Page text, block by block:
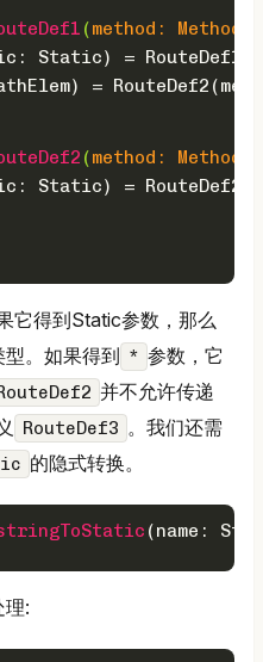
(method: Method
Static) = RouteDef1
) = RouteDef2
(method: Method
Static) = RouteDef2
它得到Static参数，那么
。如果得到 * 参数，它
并不允许传递
RouteDef3 。我们还需
的隐式转换。
(name:
理: